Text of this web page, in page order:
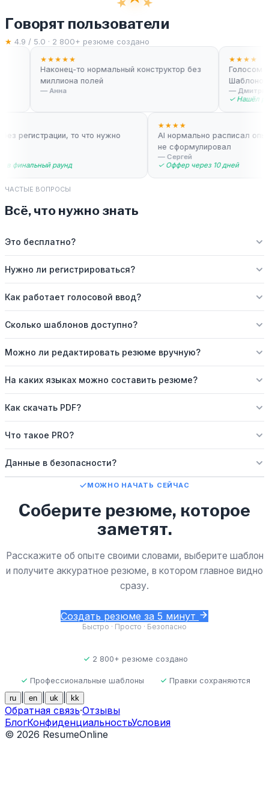
Говорят пользователи
★ 4.9 / 5.0 · 2 800+ резюме создано
★★★★★
Наконец-то нормальный конструктор без
миллиона полей
Анна
★★★★
Голосом
Шаблонов
Дмитрий
Нашёл
без регистрации, то что нужно
в финальный раунд
★★★★
AI нормально расписал
не сформулировал
—Сергей
✓Оффер через 10 дней
ЧАСТЫЕ ВОПРОСЫ
Всё, что нужно знать
Это бесплатно?
Нужно ли регистрироваться?
Как работает голосовой ввод?
Сколько шаблонов доступно?
Можно ли редактировать резюме вручную?
На каких языках можно составить резюме?
Как скачать PDF?
Что такое PRO?
Данные в безопасности?
МОЖНО НАЧАТЬ СЕЙЧАС
Соберите резюме, которое
заметят.
Расскажите об опыте своими словами, выберите шаблон
и получите аккуратное резюме, в котором главное видно
сразу.
Создать резюме за 5 минут
Быстро · Просто · Безопасно
2 800+ резюме создано
Профессиональные шаблоны
Правки сохраняются
ru
en uk kk
Обратная связь·Отзывы
БлогКонфиденциальностьУсловия
© 2026 ResumeOnline